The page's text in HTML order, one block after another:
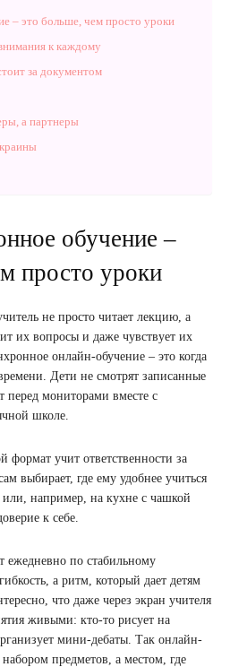
– это больше, чем просто уроки
к каждому
за документом
а партнеры
обучение –
просто уроки
не просто читает лекцию, а
их вопросы и даже чувствует их
онлайн-обучение – это когда
Дети не смотрят записанные
перед мониторами вместе с
школе.
формат учит ответственности за
выбирает, где ему удобнее учиться
или, например, на кухне с чашкой
к себе.
ежедневно по стабильному
а ритм, который дает детям
что даже через экран учителя
живыми: кто-то рисует на
мини-дебаты. Так онлайн-
предметов, а местом, где